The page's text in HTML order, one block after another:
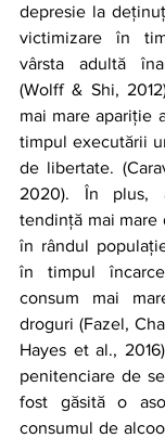
depresie la
victimizare în
vârsta adultă
(Wolff & Shi,
mai mare apariție
timpul executării
de libertate.
2020). În plus,
tendință mai mare
în rândul
în timpul
consum mai
droguri (Fazel,
Hayes et al.,
penitenciare de
fost găsită o
consumul de